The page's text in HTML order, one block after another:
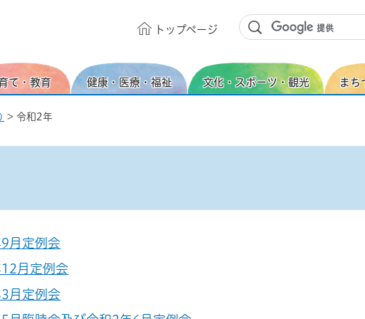
トップページ
て・教育 健康・医療・福祉 文化・スポーツ・観光 まち
> 令和2年
月定例会
月定例会
月定例会